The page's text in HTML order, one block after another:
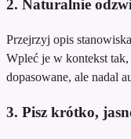
2. Naturalnie
Przejrzyj opis
Wpleć je w kontekst
dopasowane, ale nadal
3. Pisz krótko,